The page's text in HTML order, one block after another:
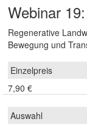
Webinar
Regenerative
Bewegung und
7,90 €